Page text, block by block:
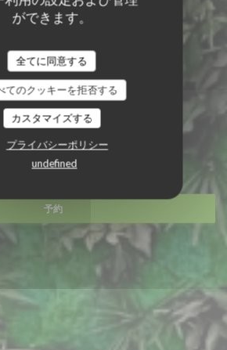
ができます。
全てに同意する
てのクッキーを拒否する
カスタマイズする
プライバシーポリシー
undefined
リー|SOISY-SOUS-
MONTMORENCY
予約